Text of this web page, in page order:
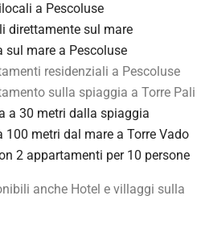
a Pescoluse
direttamente sul mare
sul mare a Pescoluse
residenziali a Pescoluse
sulla spiaggia a Torre Pali
a 30 metri dalla spiaggia
100 metri dal mare a Torre Vado
2 appartamenti per 10 persone
anche Hotel e villaggi sulla